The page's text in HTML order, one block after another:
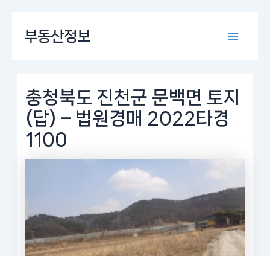
로
부동산정보
충청북도 진천군 문백면 토지
(답) – 법원경매 2022타경
1100